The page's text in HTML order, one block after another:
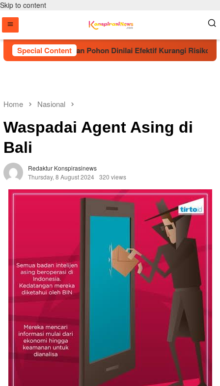
Skip to content
Special Content
Sebut Penanaman Pohon Dinilai Efektif Kurangi Risiko
Home Nasional
Waspadai Agent Asing di
Bali
Redaktur Konspirasinews
Thursday, 8 August 2024 320 views